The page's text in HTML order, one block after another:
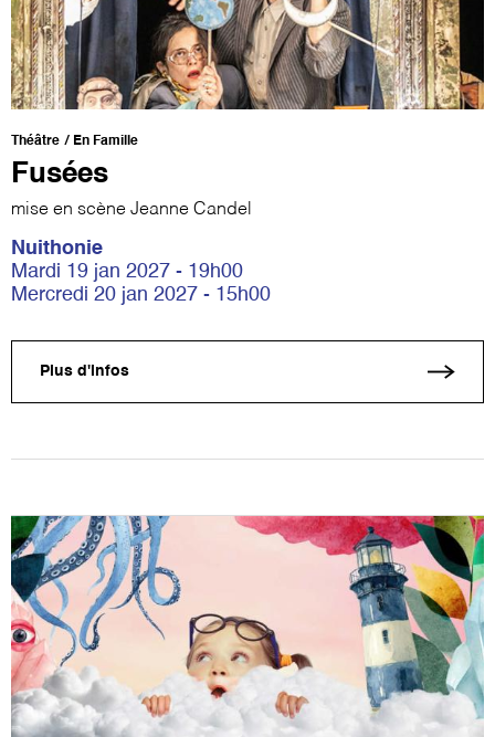
Théâtre En Famille
Fusées
mise en scène Jeanne Candel
Nuithonie
Mardi 19 jan 2027 - 19h00
Mercredi 20 jan 2027 - 15h00
Plus d'infos